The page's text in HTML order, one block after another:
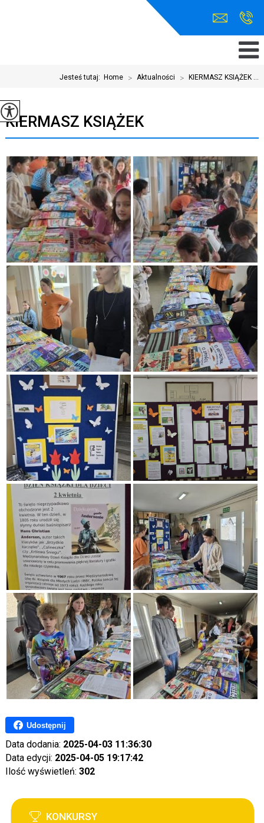
Jesteś tutaj: Home > Aktualności > KIERMASZ KSIĄŻEK ...
KIERMASZ KSIĄŻEK
Udostępnij
Data dodania: 2025-04-03 11:36:30
Data edycji: 2025-04-05 19:17:42
Ilość wyświetleń: 302
KONKURSY